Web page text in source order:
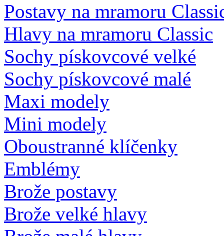
Postavy na mramoru
Hlavy na mramoru Classic
Sochy pískovcové velké
Sochy pískovcové malé
Maxi modely
Mini modely
Oboustranné klíčenky
Emblémy
Brože postavy
Brože velké hlavy